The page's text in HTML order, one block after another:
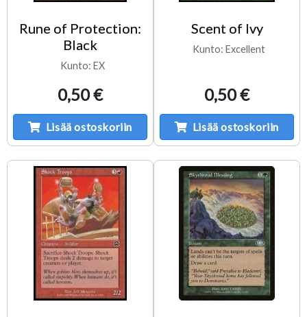
Rune of Protection:
Black
Kunto: EX
0,50 €
Lisää ostoskoriin
Scent of Ivy
Kunto: Excellent
0,50 €
Lisää ostoskoriin